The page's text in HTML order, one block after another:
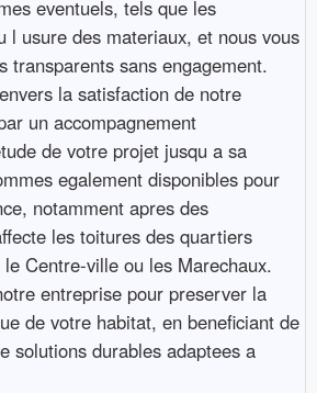
eventuels, tels que les
l usure des materiaux, et nous vous
transparents sans engagement.
la satisfaction de notre
un accompagnement
de votre projet jusqu a sa
egalement disponibles pour
notamment apres des
les toitures des quartiers
Centre-ville ou les Marechaux.
entreprise pour preserver la
de votre habitat, en beneficiant de
solutions durables adaptees a